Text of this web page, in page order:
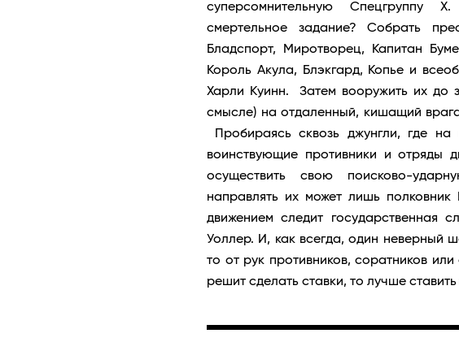
суперсомнительную Спецгруппу
смертельное задание? Собрать
Бладспорт, Миротворец, Капитан
Король Акула, Блэкгард, Копье и
Харли Куинн. Затем вооружить их до
смысле) на отдаленный, кишащий
Пробираясь сквозь джунгли, где
воинствующие противники и отряды
осуществить свою поисково-
направлять их может лишь
движением следит государственная
Уоллер. И, как всегда, один неверный
то от рук противников, соратников
решит сделать ставки, то лучше